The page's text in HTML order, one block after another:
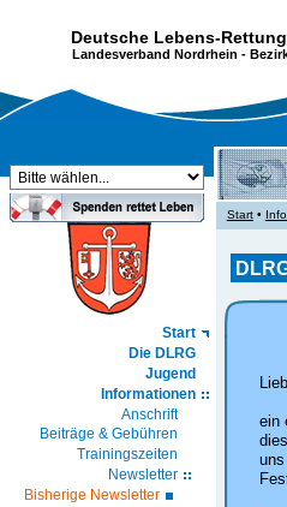
Deutsche Lebens-
Landesverband Nordrhein -
Start
Die DLRG
Jugend
Informationen
Anschrift
Beiträge & Gebühren
Trainingszeiten
Newsletter
Bisherige Newsletter
Start•
ein